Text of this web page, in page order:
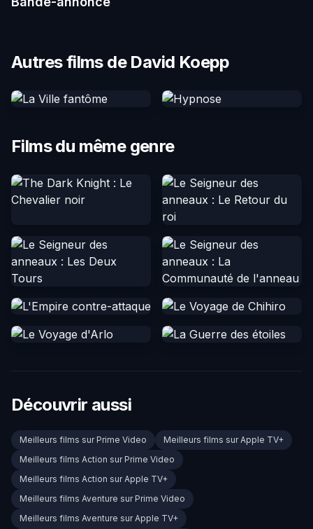
Autres films de David Koepp
Films du même genre
Découvrir aussi
Meilleurs films sur Prime Video
Meilleurs films sur Apple TV+
Meilleurs films Action sur Prime Video
Meilleurs films Action sur Apple TV+
Meilleurs films Aventure sur Prime Video
Meilleurs films Aventure sur Apple TV+